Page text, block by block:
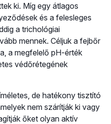
ki. Míg egy átlagos
és a felesleges
a trichológiai
mennek. Céljuk a fejbőr
a megfelelő pH-érték
védőrétegének
de hatékony tisztító
nem szárítják ki vagy
őket olyan aktív